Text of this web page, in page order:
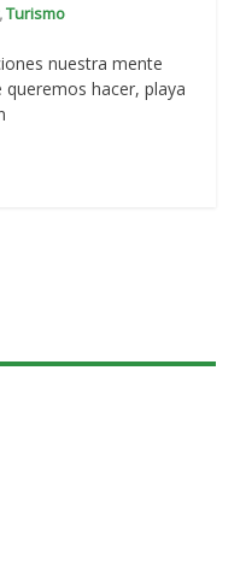
,Turismo
nuestra mente
hacer, playa